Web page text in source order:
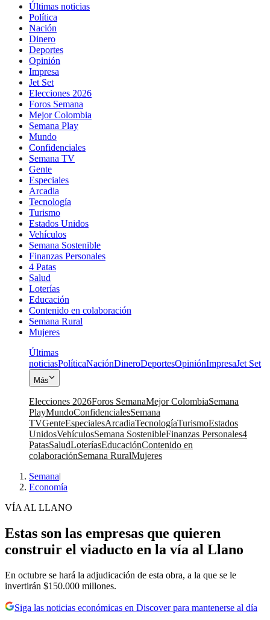
Últimas noticias
Política
Nación
Dinero
Deportes
Opinión
Impresa
Jet Set
Elecciones 2026
Foros Semana
Mejor Colombia
Semana Play
Mundo
Confidenciales
Semana TV
Gente
Especiales
Arcadia
Tecnología
Turismo
Estados Unidos
Vehículos
Semana Sostenible
Finanzas Personales
4 Patas
Salud
Loterías
Educación
Contenido en colaboración
Semana Rural
Mujeres
Últimas
noticiasPolíticaNaciónDineroDeportesOpiniónImpresaJet Set
Más
Elecciones 2026Foros SemanaMejor ColombiaSemana
PlayMundoConfidencialesSemana
TVGenteEspecialesArcadiaTecnologíaTurismoEstados
UnidosVehículosSemana SostenibleFinanzas Personales4
PatasSaludLoteríasEducaciónContenido en
colaboraciónSemana RuralMujeres
Semana|
Economía
VÍA AL LLANO
Estas son las empresas que quieren
construir el viaducto en la vía al Llano
En octubre se hará la adjudicación de esta obra, a la que se le
invertirán $150.000 millones.
Siga las noticias económicas en Discover para mantenerse al día